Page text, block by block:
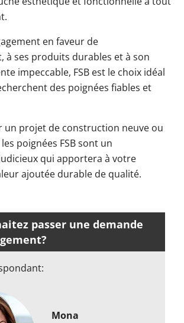
en faveur de
à ses produits durables et à son
impeccable, FSB est le choix idéal
des poignées fiables et
un projet de construction neuve ou
poignées FSB sont un
qui apportera à votre
ajoutée durable de qualité.
passer une demande
Mona